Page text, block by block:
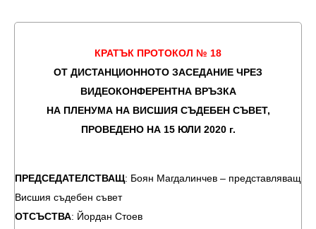
КРАТЪК ПРОТОКОЛ № 18
ОТ ДИСТАНЦИОННОТО ЗАСЕДАНИЕ ЧРЕЗ
ВИДЕОКОНФЕРЕНТНА ВРЪЗКА
НА ПЛЕНУМА НА ВИСШИЯ СЪДЕБЕН СЪВЕТ,
ПРОВЕДЕНО НА 15 ЮЛИ 2020 г.
ПРЕДСЕДАТЕЛСТВАЩ: Боян Магдалинчев – представляващ
Висшия съдебен съвет
ОТСЪСТВА: Йордан Стоев